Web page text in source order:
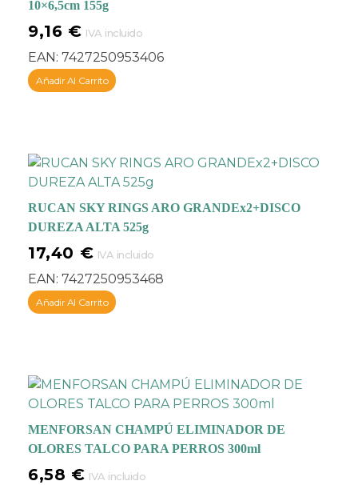
10×6,5cm 155g
9,16 € IVA incluido
EAN: 7427250953406
Añadir Al Carrito
RUCAN SKY RINGS ARO GRANDEx2+DISCO
DUREZA ALTA 525g
17,40 € IVA incluido
EAN: 7427250953468
Añadir Al Carrito
MENFORSAN CHAMPÚ ELIMINADOR DE
OLORES TALCO PARA PERROS 300ml
6,58 € IVA incluido